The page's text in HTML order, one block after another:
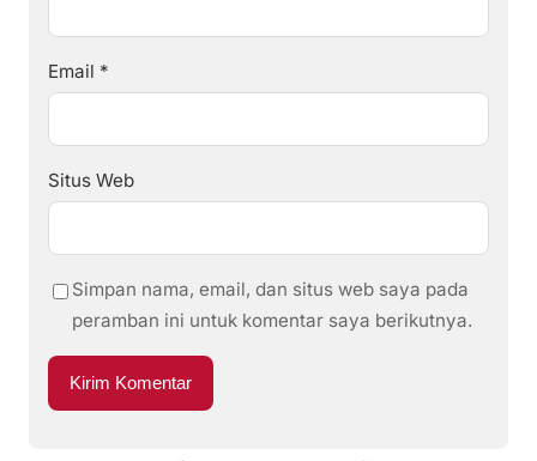
Email *
Situs Web
Simpan nama, email, dan situs web saya pada
peramban ini untuk komentar saya berikutnya.